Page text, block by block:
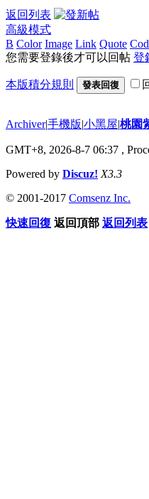
返回列表
高級模式
B Color Image Link Quote
您需要登錄後才可以回帖 登
本版積分規則 發表回復
Archiver|手機版|小黑屋|桃園
GMT+8, 2026-8-7 06:37 ,
Powered by Discuz! X3.3
© 2001-2017 Comsenz Inc.
快速回復 返回頂部 返回列表